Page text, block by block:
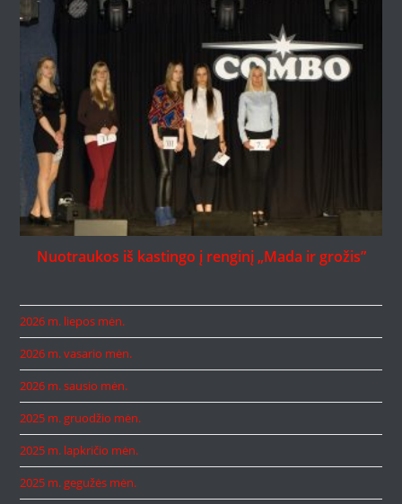
Nuotraukos iš kastingo į renginį „Mada ir grožis”
2026 m. liepos mėn.
2026 m. vasario mėn.
2026 m. sausio mėn.
2025 m. gruodžio mėn.
2025 m. lapkričio mėn.
2025 m. gegužės mėn.